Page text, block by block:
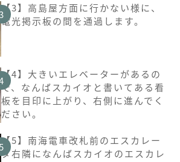
【3】高島屋方面に行かない様に、
電光掲示板の間を通過します。
【4】大きいエレベーターがあるの
で、なんばスカイオと書いてある看
板を目印に上がり、右側に進んでく
ださい。
【5】南海電車改札前のエスカレー
タ右隣になんばスカイオのエスカレ